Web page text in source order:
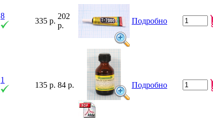
8
335 р.
202
р.
Подробно
1
135 р. 84 р. Подробно